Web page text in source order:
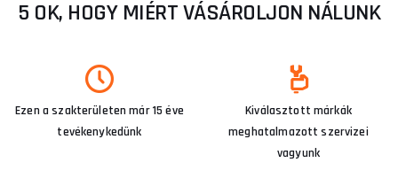
5 OK, HOGY MIÉRT VÁSÁROLJON NÁLUNK
Ezen a szakterületen már 15 éve
tevékenykedünk
Kiválasztott márkák
meghatalmazott szervizei
vagyunk